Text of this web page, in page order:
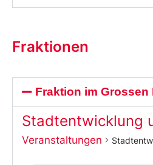
Fraktionen
Fraktion im Grossen
Stadtentwicklung
Veranstaltungen